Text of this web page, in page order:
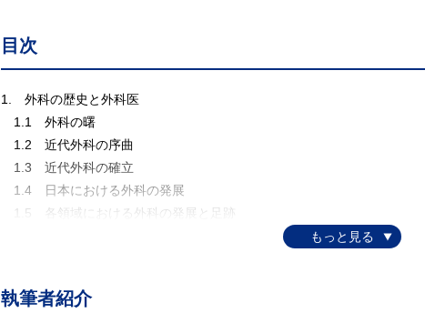
目次
1. 外科の歴史と外科医
1.1 外科の曙
1.2 近代外科の序曲
1.3 近代外科の確立
1.4 日本における外科の発展
1.5 各領域における外科の発展と足跡
4. 損傷と創傷治癒
執筆者紹介